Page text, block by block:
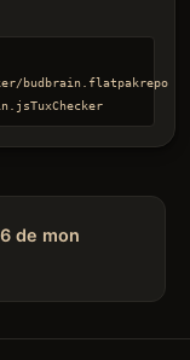
budbrain.flatpakrepo
de mon